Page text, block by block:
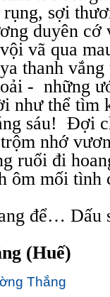
sợi
duyên cớ
vã qua
thanh
- những
như thể tìm
sáu! Đợi
nhớ
ruổi đi
ôm mối tình
để… Dấu
(Huế)
Thắng